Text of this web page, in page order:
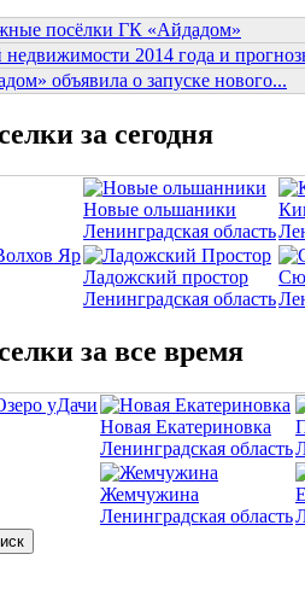
посёлки ГК «Айдадом»
2014 года и
объявила о запуске нового...
за сегодня
Новые ольшаники
Ленинградская область
Ладожский простор
Ленинградская область
за все время
Новая Екатериновка
Ленинградская область
Жемчужина
Ленинградская область